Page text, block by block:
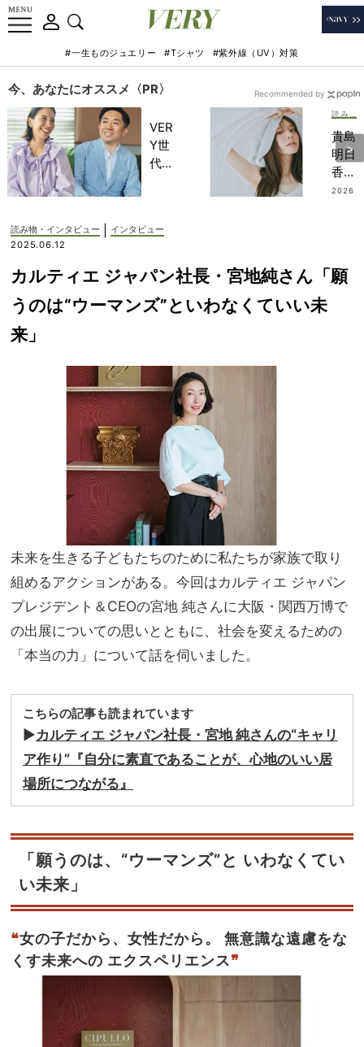
#一生ものジュエリー #Tシャツ #紫外線（UV）対策
今、あなたにオススメ〈PR〉
VER
Y世
代が
田内
んと
考え
る
T A
TEL
な
の？
」
貴島
明日
香さ
ん
わり
2026
Recommended by
読み物・インタビュー
インタビュー
2025.06.12
カルティエ ジャパン社長・宮地純さん「願
うのは“ウーマンズ”といわなくていい未
来」
未来を生きる子どもたちのために私たちが家族で取り
組めるアクションがある。今回はカルティエ ジャパン
プレジデント＆CEOの宮地 純さんに大阪・関西万博で
の出展についての思いとともに、社会を変えるための
「本当の力」について話を伺いました。
こちらの記事も読まれています
▶︎カルティエ ジャパン社長・宮地 純さんの“キャリ
ア作り”『自分に素直であることが、心地のいい居
場所につながる』
「願うのは、“ウーマンズ”と いわなくてい
い未来」
❝女の子だから、女性だから。 無意識な遠慮をな
くす未来への エクスペリエンス❞